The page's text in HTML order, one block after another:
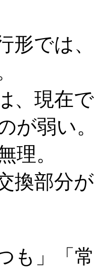
形では
、現在
が弱い
理。
換部分
も」「